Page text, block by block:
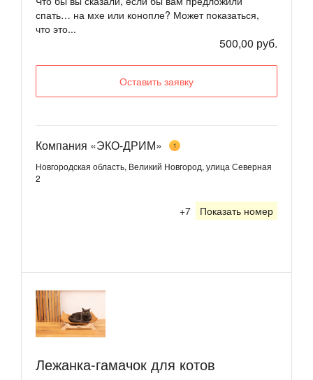
спать… на мхе или конопле? Может показаться,
что это...
500,00 руб.
Оставить заявку
Компания «ЭКО-ДРИМ» 1
Новгородская область, Великий Новгород, улица Северная
2
+7 Показать номер
Лежанка-гамачок для котов